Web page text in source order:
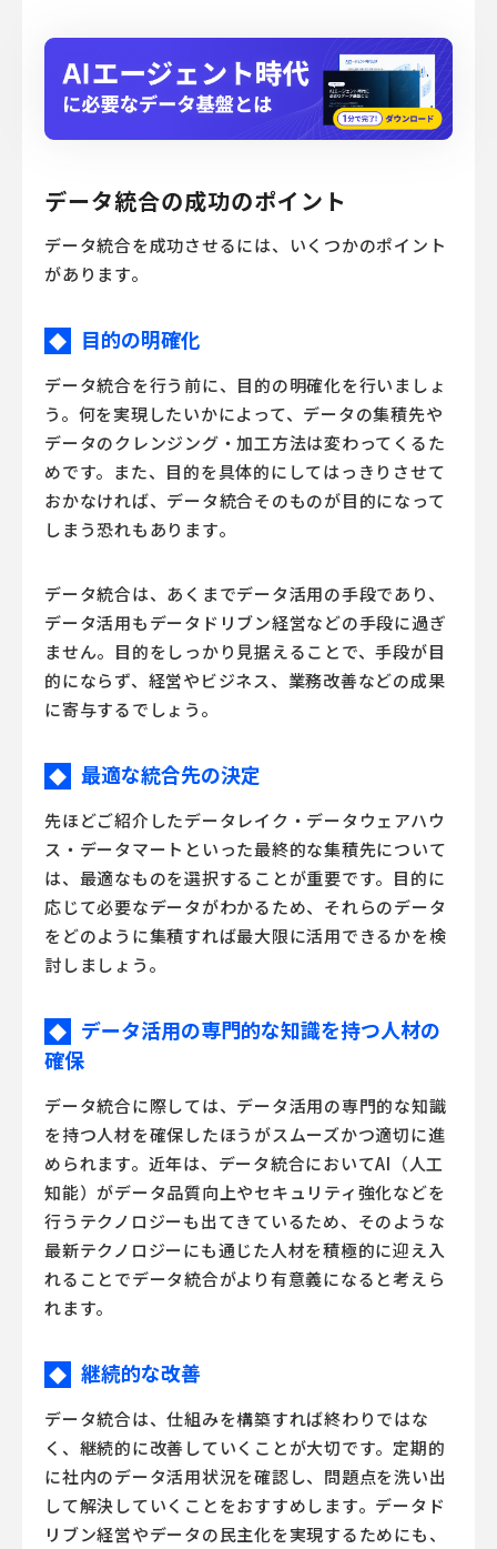
データ統合の成功のポイント
データ統合を成功させるには、いくつかのポイント
があります。
◆ 目的の明確化
データ統合を行う前に、目的の明確化を行いましょ
う。何を実現したいかによって、データの集積先や
データのクレンジング・加工方法は変わってくるた
めです。また、目的を具体的にしてはっきりさせて
おかなければ、データ統合そのものが目的になって
しまう恐れもあります。
データ統合は、あくまでデータ活用の手段であり、
データ活用もデータドリブン経営などの手段に過ぎ
ません。目的をしっかり見据えることで、手段が目
的にならず、経営やビジネス、業務改善などの成果
に寄与するでしょう。
◆ 最適な統合先の決定
先ほどご紹介したデータレイク・データウェアハウ
ス・データマートといった最終的な集積先について
は、最適なものを選択することが重要です。目的に
応じて必要なデータがわかるため、それらのデータ
をどのように集積すれば最大限に活用できるかを検
討しましょう。
◆ データ活用の専門的な知識を持つ人材の
確保
データ統合に際しては、データ活用の専門的な知識
を持つ人材を確保したほうがスムーズかつ適切に進
められます。近年は、データ統合においてAI（人工
知能）がデータ品質向上やセキュリティ強化などを
行うテクノロジーも出てきているため、そのような
最新テクノロジーにも通じた人材を積極的に迎え入
れることでデータ統合がより有意義になると考えら
れます。
◆ 継続的な改善
データ統合は、仕組みを構築すれば終わりではな
く、継続的に改善していくことが大切です。定期的
に社内のデータ活用状況を確認し、問題点を洗い出
して解決していくことをおすすめします。データド
リブン経営やデータの民主化を実現するためにも、